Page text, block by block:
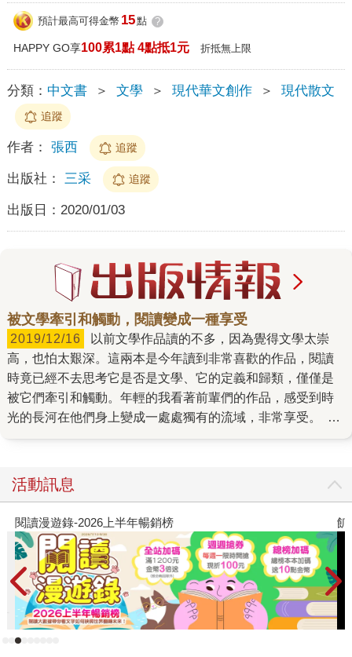
預計最高可得金幣 15點 ?
HAPPY GO享100累1點 4點抵1元 折抵無上限
分類： 中文書 ＞ 文學 ＞ 現代華文創作 ＞ 現代散文
追蹤
作者： 張西 追蹤
出版社： 三采 追蹤
出版日： 2020/01/03
被文學牽引和觸動，閱讀變成一種享受
2019/12/16
高，也怕太艱深。這兩本是今年讀到非常喜歡的作品，閱讀
時竟已經不去思考它是否是文學、它的定義和歸類，僅僅是
被它們牽引和觸動。年輕的我看著前輩們的作品，感受到時
光的長河在他們身上變成一處處獨有的流域，非常享受。 推
則是短篇小說。每一篇看似平淡如水的簡單情節，看完後總
是久久不能自己。那是年輕的我還無法觸及的，但卻由著王
定國老師的筆觸，感受到時光的長河在他身上變成一處處獨
有的流域，是非常享受的閱讀經驗。 推薦書單
→《2018630111209》 這是第一次讀陳雋弘老師的詩，大為
驚艷。很像細緻的熱生焦糖拿鐵，情緒很綿密，喝進肚裡會
有一股熱。原本比較少讀詩的我，有一陣子難得睡前都會讀
一、兩首，因為捨不得讀完，許多情感都能走陳雋弘老師的
詩裡得到照顧。 前往→ 2019年度出版情報
活動訊息
飢餓遊戲前傳贈早優券